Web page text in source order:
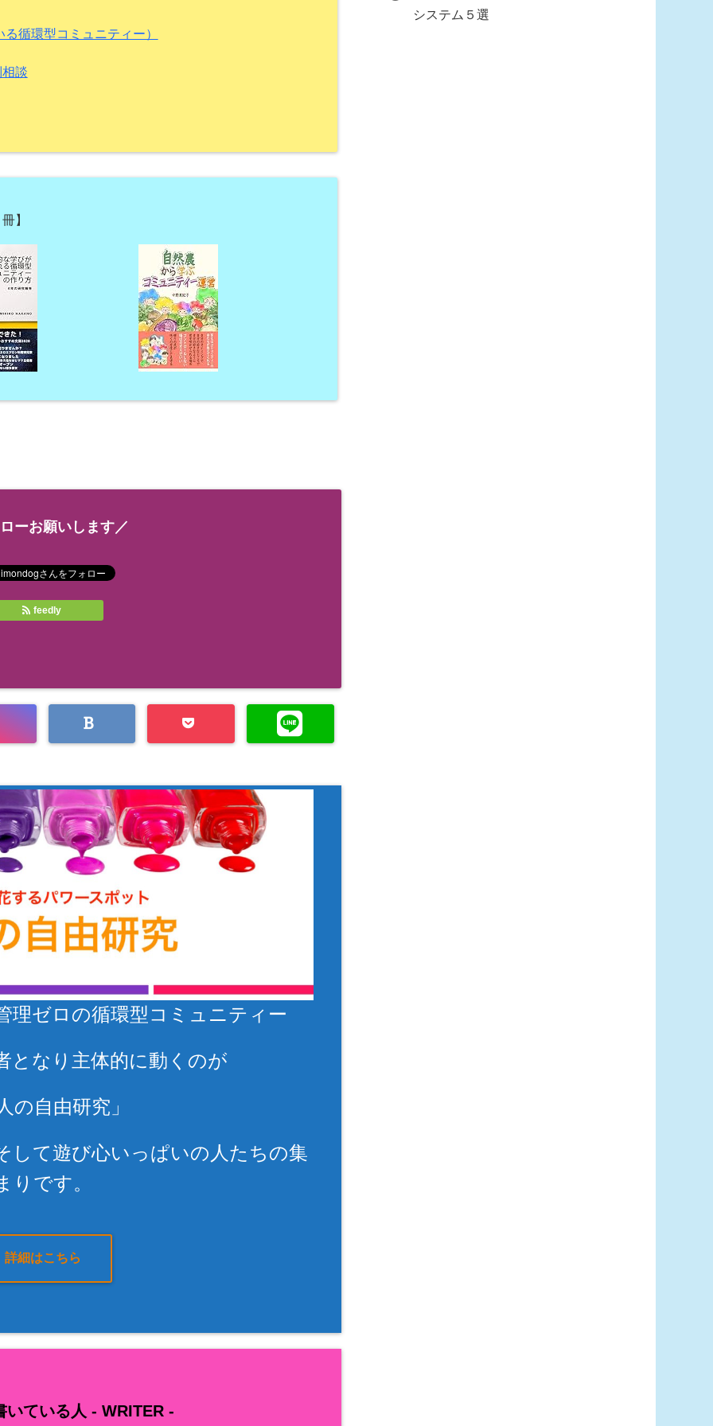
循環型コミュニティー）
談
】
ーお願いします／
feedly
理ゼロの循環型コミュニティー
となり主体的に動くのが
の自由研究」
して遊び心いっぱいの人たちの集
りです。
詳細はこちら
いている人 - WRITER -
システム５選